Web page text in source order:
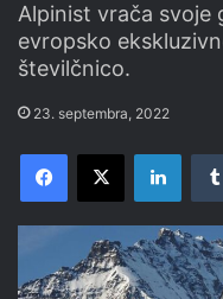
Alpinist vrača svoje
evropsko
številčnico.
23. septembra, 2022
Facebook
X